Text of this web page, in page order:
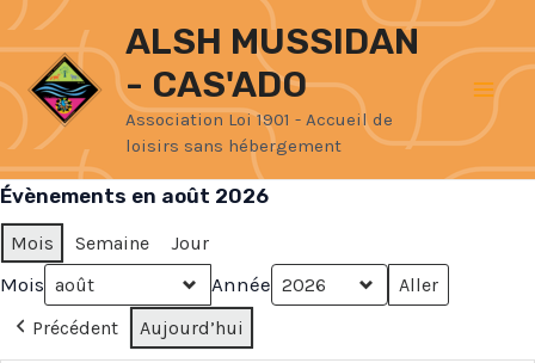
Aller
au
contenu
ALSH MUSSIDAN
- CAS'ADO
Association Loi 1901 - Accueil de
loisirs sans hébergement
Évènements en août 2026
Mois Semaine Jour
Mois Année
Précédent Aujourd’hui